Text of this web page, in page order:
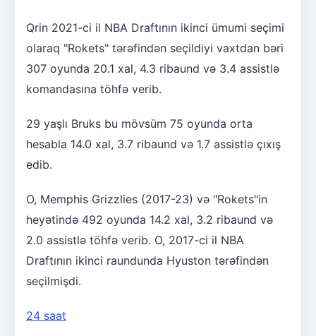
Qrin 2021-ci il NBA Draftının ikinci ümumi seçimi
olaraq "Rokets" tərəfindən seçildiyi vaxtdan bəri
307 oyunda 20.1 xal, 4.3 ribaund və 3.4 assistlə
komandasına töhfə verib.
29 yaşlı Bruks bu mövsüm 75 oyunda orta
hesabla 14.0 xal, 3.7 ribaund və 1.7 assistlə çıxış
edib.
O, Memphis Grizzlies (2017-23) və "Rokets"in
heyətində 492 oyunda 14.2 xal, 3.2 ribaund və
2.0 assistlə töhfə verib. O, 2017-ci il NBA
Draftının ikinci raundunda Hyuston tərəfindən
seçilmişdi.
24 saat